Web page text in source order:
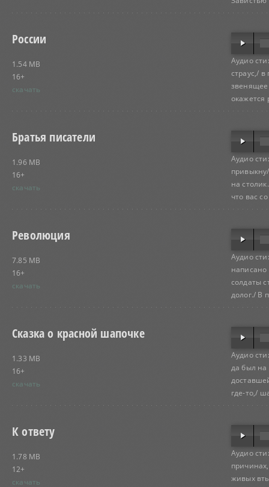
России
1.54 MB
16+
скачать
Аудио
страус,/
звенящее
Братья писатели
1.96 MB
16+
скачать
Аудио
на
что вас
Революция
7.85 MB
16+
скачать
Аудио
солдаты
долог./ В
Сказка о красной шапочке
1.33 MB
16+
скачать
Аудио
да был на
где-то,/
К ответу
1.78 MB
12+
скачать
Аудио
живых